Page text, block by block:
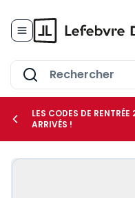
le sous-menu Vos
LES CODES DE
ARRIVÉS !